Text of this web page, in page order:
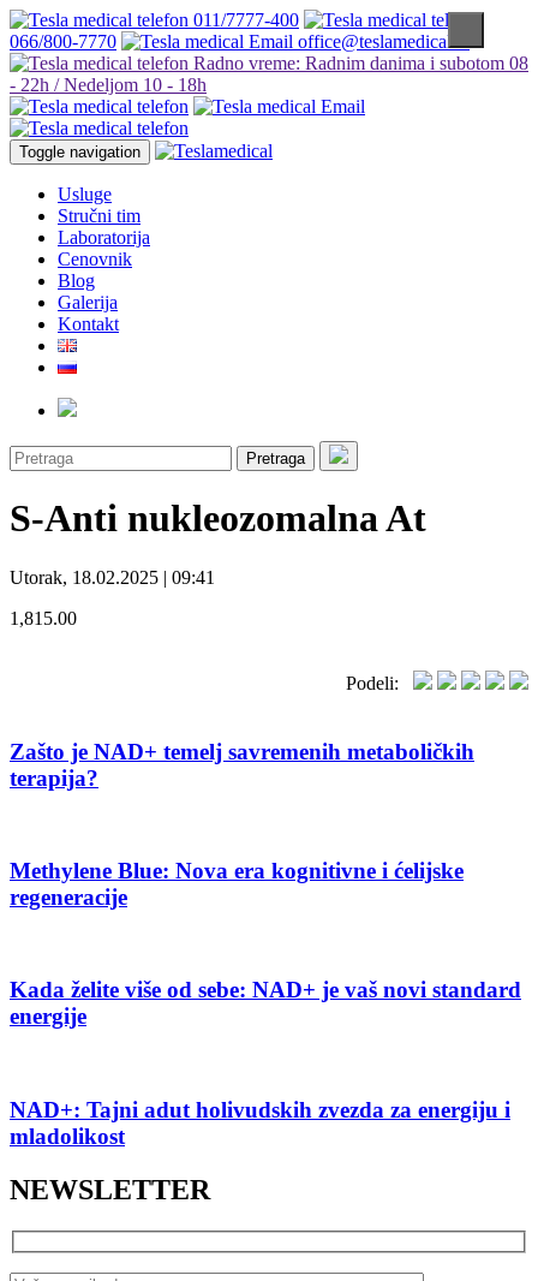
011/7777-400
066/800-7770
office@teslamedical.rs
Radno vreme: Radnim danima i subotom 08
- 22h / Nedeljom 10 - 18h
Toggle navigation
Usluge
Stručni tim
Laboratorija
Cenovnik
Blog
Galerija
Kontakt
Pretraga
S-Anti nukleozomalna At
Utorak, 18.02.2025 | 09:41
1,815.00
Podeli:
Zašto je NAD+ temelj savremenih metaboličkih
terapija?
Methylene Blue: Nova era kognitivne i ćelijske
regeneracije
Kada želite više od sebe: NAD+ je vaš novi standard
energije
NAD+: Tajni adut holivudskih zvezda za energiju i
mladolikost
NEWSLETTER